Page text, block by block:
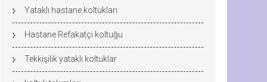
Yataklı hastane koltukları
Hastane Refakatçi koltuğu
Tekkişilik yataklı koltuklar